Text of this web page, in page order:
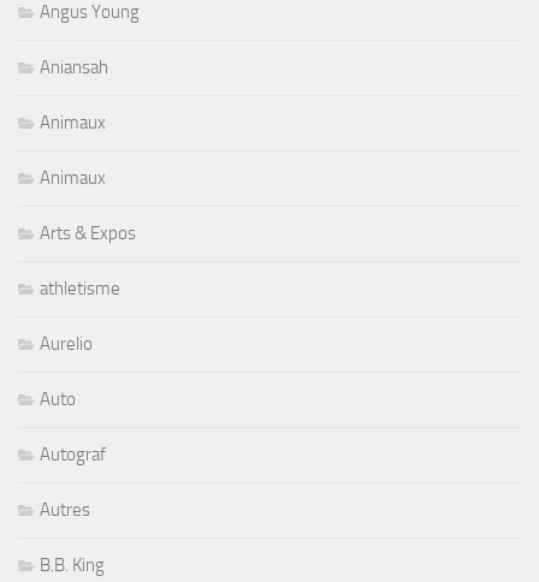
Angus Young
Aniansah
Animaux
Animaux
Arts & Expos
athletisme
Aurelio
Auto
Autograf
Autres
B.B. King